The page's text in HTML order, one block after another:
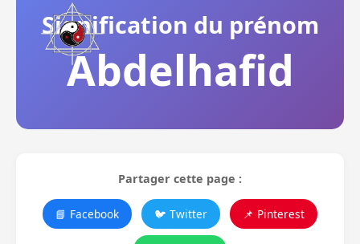
Signification du prénom
Abdelhafid
Partager cette page :
📘 Facebook 🐦 Twitter 📌 Pinterest